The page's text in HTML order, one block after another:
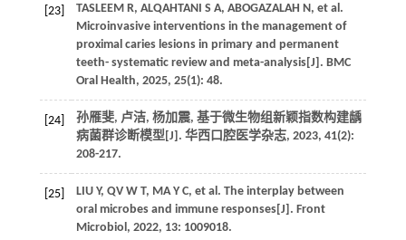
[23]
TASLEEM R, ALQAHTANI S A, ABOGAZALAH N, et al.
Microinvasive interventions in the management of
proximal caries lesions in primary and permanent
teeth- systematic review and meta-analysis[J]. BMC
Oral Health, 2025, 25(1): 48.
[24]
孙雁斐, 卢洁, 杨加震, 基于微生物组新颖指数构建龋
病菌群诊断模型[J]. 华西口腔医学杂志, 2023, 41(2):
208-217.
[25]
LIU Y, QV W T, MA Y C, et al. The interplay between
oral microbes and immune responses[J]. Front
Microbiol, 2022, 13: 1009018.